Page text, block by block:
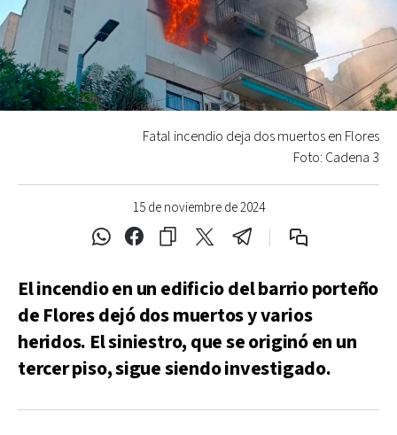
15 de noviembre de 2024
Fatal incendio deja dos muertos en Flores
Foto: Cadena 3
El incendio en un edificio del barrio porteño
de Flores dejó dos muertos y varios
heridos. El siniestro, que se originó en un
tercer piso, sigue siendo investigado.